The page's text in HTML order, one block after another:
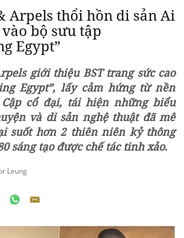
Arpels thổi hồn di sản Ai
bộ sưu tập
Egypt”
giới thiệu BST trang sức cao
Egypt”, lấy cảm hứng từ nền
cổ đại, tái hiện những biểu
và di sản nghệ thuật đã mê
suốt hơn 2 thiên niên kỷ thông
sáng tạo được chế tác tinh xảo.
Leung